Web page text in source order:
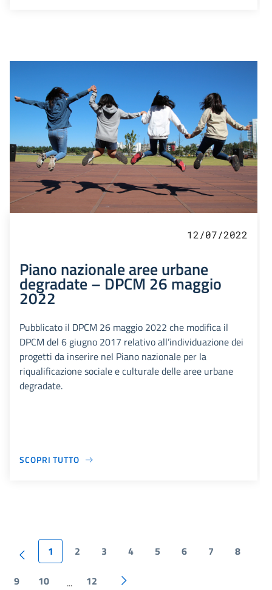
12/07/2022
Piano nazionale aree urbane
degradate – DPCM 26 maggio
2022
Pubblicato il DPCM 26 maggio 2022 che modifica il
DPCM del 6 giugno 2017 relativo all’individuazione dei
progetti da inserire nel Piano nazionale per la
riqualificazione sociale e culturale delle aree urbane
degradate.
SCOPRI TUTTO
1 2 3 4 5 6 7 8
9 10 ... 12